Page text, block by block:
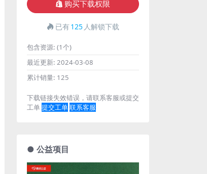
购买下载权限
已有125 人解锁下载
包含资源: (1个)
最近更新: 2024-03-08
累计销量: 125
下载链接失效错误，请联系客服或提交
工单提交工单联系客服
● 公益项目